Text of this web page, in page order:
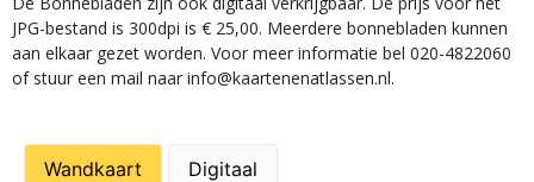
JPG-bestand is 300dpi is € 25,00. Meerdere bonnebladen kunnen
aan elkaar gezet worden. Voor meer informatie bel 020-4822060
of stuur een mail naar info@kaartenenatlassen.nl.
Wandkaart Digitaal